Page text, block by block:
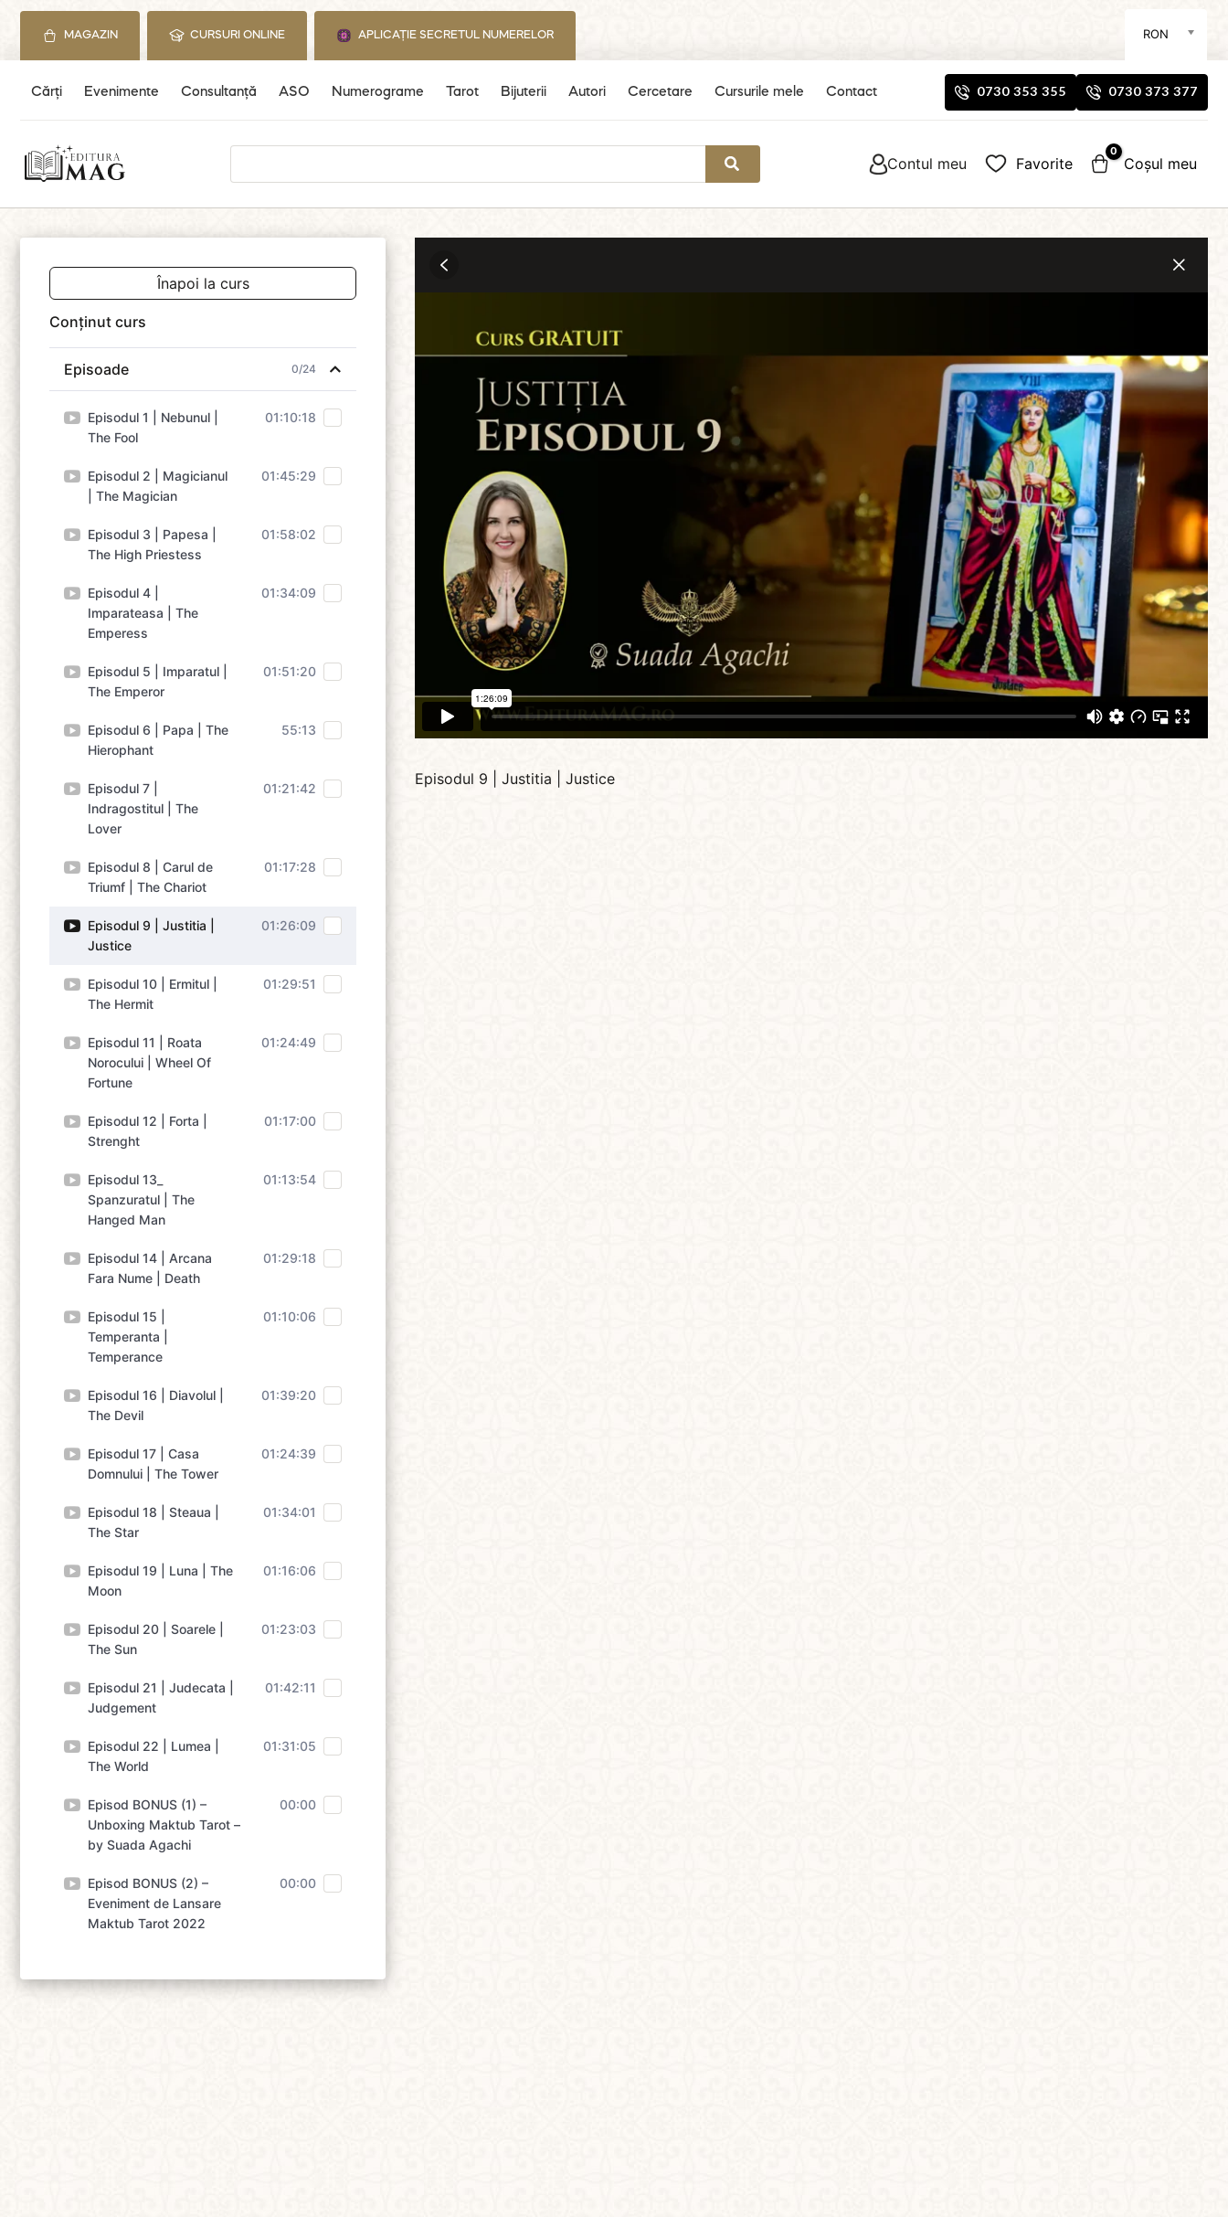
Skip
content
MAGAZIN CURSURI ONLINE APLICAȚIE SECRETUL NUMERELOR RON
Cărți Evenimente Consultanță ASO Numerograme Tarot Bijuterii Autori Cercetare Cursurile mele Contact 0730 353 355 0730 373 377
Search
Contul meu Favorite Coșul meu
Înapoi la curs
Conținut curs
Episoade 0/24
Episodul 1 | Nebunul |
The Fool
01:10:18
Episodul 2 | Magicianul
| The Magician
01:45:29
Episodul 3 | Papesa |
The High Priestess
01:58:02
Episodul 4 |
Imparateasa | The
Emperess
01:34:09
Episodul 5 | Imparatul |
The Emperor
01:51:20
Episodul 6 | Papa | The
Hierophant
55:13
Episodul 7 |
Indragostitul | The
Lover
01:21:42
Episodul 8 | Carul de
Triumf | The Chariot
01:17:28
Episodul 9 | Justitia |
Justice
01:26:09
Episodul 10 | Ermitul |
The Hermit
01:29:51
Episodul 11 | Roata
Norocului | Wheel Of
Fortune
01:24:49
Episodul 12 | Forta |
Strenght
01:17:00
Episodul 13_
Spanzuratul | The
Hanged Man
01:13:54
Episodul 14 | Arcana
Fara Nume | Death
01:29:18
Episodul 15 |
Temperanta |
Temperance
01:10:06
Episodul 16 | Diavolul |
The Devil
01:39:20
Episodul 17 | Casa
Domnului | The Tower
01:24:39
Episodul 18 | Steaua |
The Star
01:34:01
Episodul 19 | Luna | The
Moon
01:16:06
Episodul 20 | Soarele |
The Sun
01:23:03
Episodul 21 | Judecata |
Judgement
01:42:11
Episodul 22 | Lumea |
The World
01:31:05
Episod BONUS (1) –
Unboxing Maktub Tarot –
by Suada Agachi
00:00
Episod BONUS (2) –
Eveniment de Lansare
Maktub Tarot 2022
00:00
Episodul 9 | Justitia | Justice